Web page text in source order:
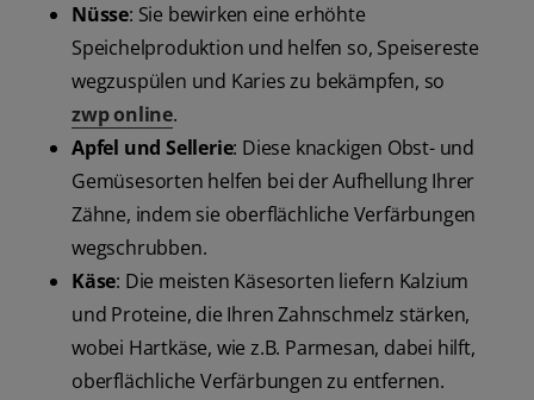
Nüsse: Sie bewirken eine erhöhte
Speichelproduktion und helfen so, Speisereste
wegzuspülen und Karies zu bekämpfen, so
zwp online.
Apfel und Sellerie: Diese knackigen Obst- und
Gemüsesorten helfen bei der Aufhellung Ihrer
Zähne, indem sie oberflächliche Verfärbungen
wegschrubben.
Käse: Die meisten Käsesorten liefern Kalzium
und Proteine, die Ihren Zahnschmelz stärken,
wobei Hartkäse, wie z.B. Parmesan, dabei hilft,
oberflächliche Verfärbungen zu entfernen.